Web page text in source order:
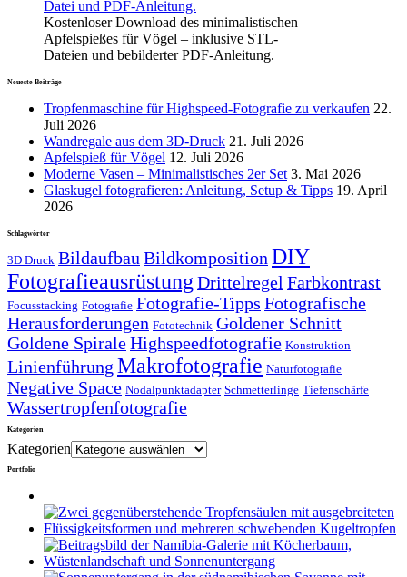
Kostenloser Download des minimalistischen
Apfelspießes für Vögel – inklusive STL-
Dateien und bebilderter PDF-Anleitung.
Neueste Beiträge
Tropfenmaschine für Highspeed-Fotografie zu verkaufen 22.
Juli 2026
Wandregale aus dem 3D-Druck 21. Juli 2026
Apfelspieß für Vögel 12. Juli 2026
Moderne Vasen – Minimalistisches 2er Set 3. Mai 2026
Glaskugel fotografieren: Anleitung, Setup & Tipps 19. April
2026
Schlagwörter
3D Druck Bildaufbau Bildkomposition DIY
Fotografieausrüstung Drittelregel Farbkontrast
Focusstacking Fotografie Fotografie-Tipps Fotografische
Herausforderungen Fototechnik Goldener Schnitt
Goldene SpiraleHighspeedfotografie Konstruktion
Linienführung Makrofotografie Naturfotografie
Negative Space Nodalpunktadapter Schmetterlinge Tiefenschärfe
Wassertropfenfotografie
Kategorien
Kategorien
Portfolio